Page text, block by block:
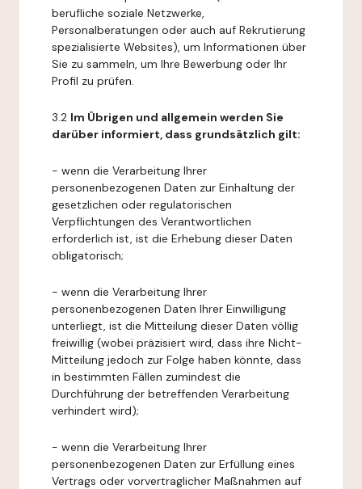
berufliche soziale Netzwerke,
Personalberatungen oder auch auf Rekrutierung
spezialisierte Websites), um Informationen über
Sie zu sammeln, um Ihre Bewerbung oder Ihr
Profil zu prüfen.
3.2 Im Übrigen und allgemein werden Sie
darüber informiert, dass grundsätzlich gilt:
- wenn die Verarbeitung Ihrer
personenbezogenen Daten zur Einhaltung der
gesetzlichen oder regulatorischen
Verpflichtungen des Verantwortlichen
erforderlich ist, ist die Erhebung dieser Daten
obligatorisch;
- wenn die Verarbeitung Ihrer
personenbezogenen Daten Ihrer Einwilligung
unterliegt, ist die Mitteilung dieser Daten völlig
freiwillig (wobei präzisiert wird, dass ihre Nicht-
Mitteilung jedoch zur Folge haben könnte, dass
in bestimmten Fällen zumindest die
Durchführung der betreffenden Verarbeitung
verhindert wird);
- wenn die Verarbeitung Ihrer
personenbezogenen Daten zur Erfüllung eines
Vertrags oder vorvertraglicher Maßnahmen auf